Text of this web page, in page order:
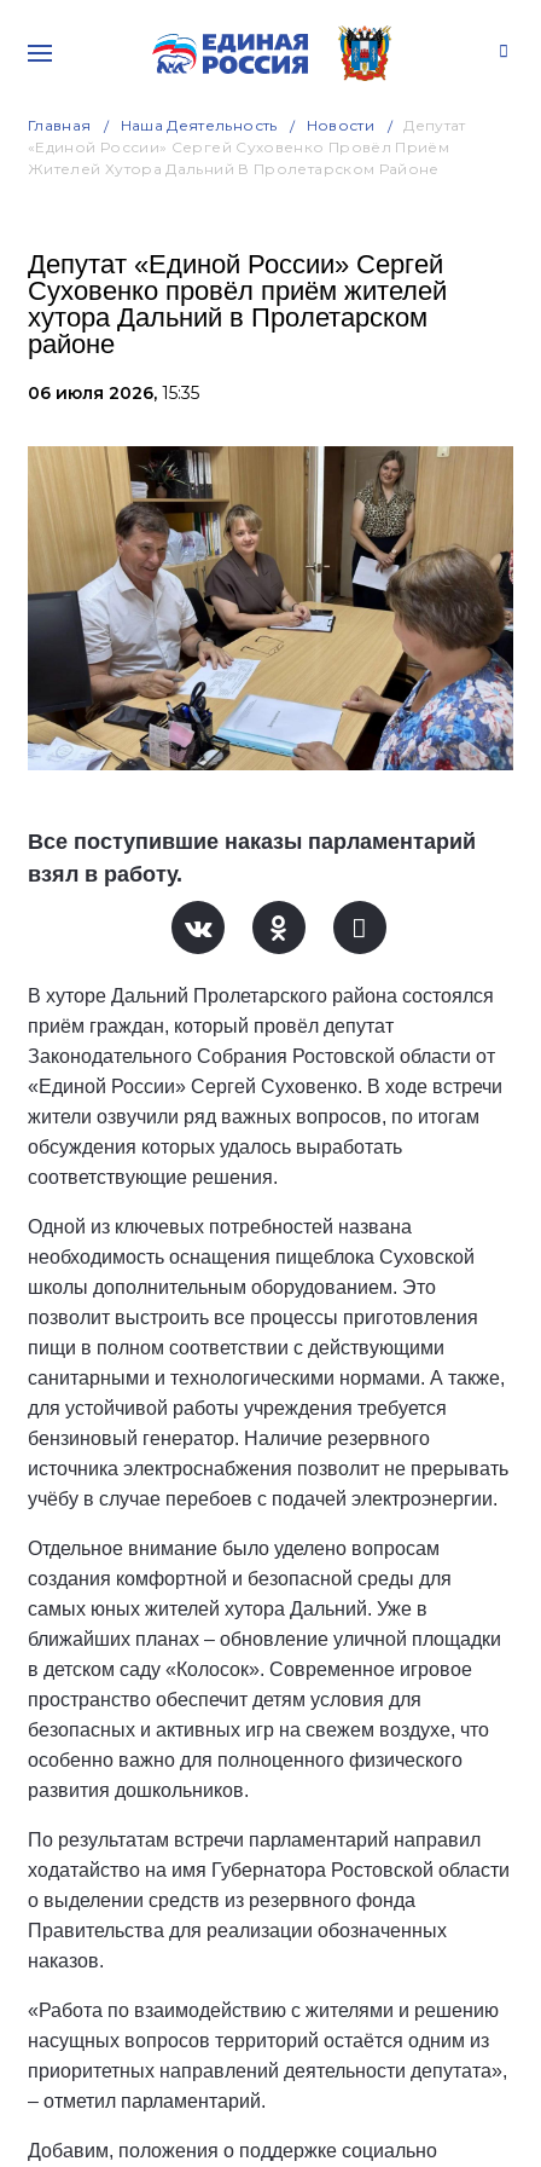
Главная Наша Деятельность Новости
Депутат
«Единой России» Сергей Суховенко Провёл Приём
Жителей Хутора Дальний В Пролетарском Районе
Депутат «Единой России» Сергей
Суховенко провёл приём жителей
хутора Дальний в Пролетарском
районе
06 июля 2026, 15:35
Все поступившие наказы парламентарий
взял в работу.
В хуторе Дальний Пролетарского района состоялся
приём граждан, который провёл депутат
Законодательного Собрания Ростовской области от
«Единой России» Сергей Суховенко. В ходе встречи
жители озвучили ряд важных вопросов, по итогам
обсуждения которых удалось выработать
соответствующие решения.
Одной из ключевых потребностей названа
необходимость оснащения пищеблока Суховской
школы дополнительным оборудованием. Это
позволит выстроить все процессы приготовления
пищи в полном соответствии с действующими
санитарными и технологическими нормами. А также,
для устойчивой работы учреждения требуется
бензиновый генератор. Наличие резервного
источника электроснабжения позволит не прерывать
учёбу в случае перебоев с подачей электроэнергии.
Отдельное внимание было уделено вопросам
создания комфортной и безопасной среды для
самых юных жителей хутора Дальний. Уже в
ближайших планах – обновление уличной площадки
в детском саду «Колосок». Современное игровое
пространство обеспечит детям условия для
безопасных и активных игр на свежем воздухе, что
особенно важно для полноценного физического
развития дошкольников.
По результатам встречи парламентарий направил
ходатайство на имя Губернатора Ростовской области
о выделении средств из резервного фонда
Правительства для реализации обозначенных
наказов.
«Работа по взаимодействию с жителями и решению
насущных вопросов территорий остаётся одним из
приоритетных направлений деятельности депутата»,
– отметил парламентарий.
Добавим, положения о поддержке социально